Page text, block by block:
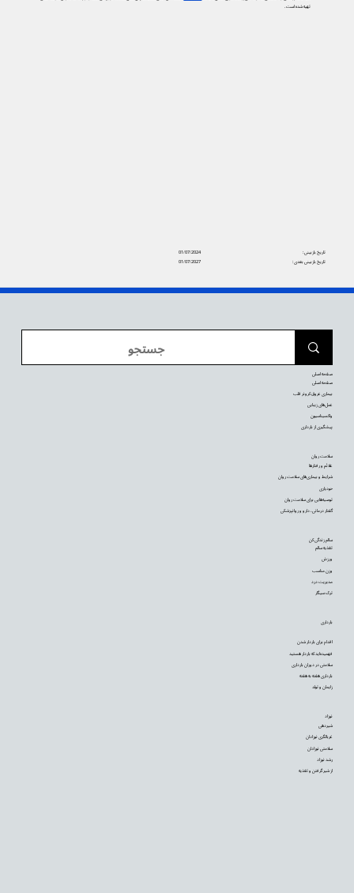
تهیه شده است.
01/07/2024
تاریخ بازبینی:
01/07/2027
تاریخ بازبینی بعدی:
نوزاد
شیردهی
غربالگری نوزادان
سلامتی نوزادان
رشد نوزاد
از شیر گرفتن و تغذیه
بارداری
اقدام برای باردار شدن
فهمیده‌اید که باردار هستید
سلامتی در دوران بارداری
بارداری هفته به هفته
زایمان و تولد
سالم زندگی کن
تغذیه سالم
ورزش
وزن مناسب
مدیریت درد
ترک سیگار
سلامت روان
علائم و رفتارها
شرایط و بیماری‌های سلامت روان
خودیاری
توصیه‌‌هایی برای سلامت روان
گفتار درمانی، دارو و روانپزشکی
صفحه اصلی
صفحه اصلی
بیماری عروق کرونر قلب
عمل‌های زیبایی
واکسیناسیون
پیشگیری از بارداری